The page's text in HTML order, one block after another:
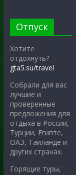
Отпуск
Хотите
отдохнуть?
gta5.su/travel
Собрали для вас
лучшие и
проверенные
предложения для
отдыха в России,
Турции, Египте,
ОАЭ, Таиланде и
других странах.
Горящие туры,